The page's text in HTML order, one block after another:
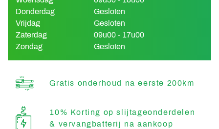
Donderdag
Gesloten
Vrijdag
Gesloten
Zaterdag
09u00 - 17u00
Zondag
Gesloten
Gratis onderhoud na eerste 200km
10% Korting op slijtageonderdelen
& vervangbatterij na aankoop